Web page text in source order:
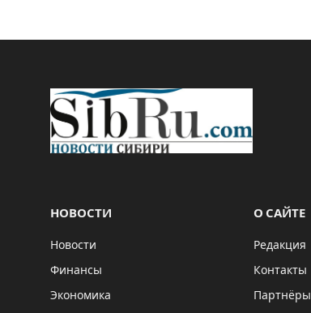
НОВОСТИ
Новости
Финансы
Экономика
О САЙТЕ
Редакция
Контакты
Партнёры